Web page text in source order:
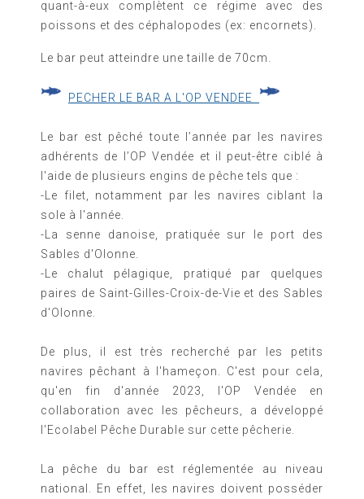
quant-à-eux complètent ce régime avec des
poissons et des céphalopodes (ex: encornets).
Le bar peut atteindre une taille de 70cm.
PECHER LE BAR A L'OP VENDEE
Le bar est pêché toute l’année par les navires
adhérents de l’OP Vendée et il peut-être ciblé à
l'aide de plusieurs engins de pêche tels que :
-Le filet, notamment par les navires ciblant la
sole à l'année.
-La senne danoise, pratiquée sur le port des
Sables d'Olonne.
-Le chalut pélagique, pratiqué par quelques
paires de Saint-Gilles-Croix-de-Vie et des Sables
d'Olonne.
De plus, il est très recherché par les petits
navires pêchant à l'hameçon. C'est pour cela,
qu'en fin d'année 2023, l'OP Vendée en
collaboration avec les pêcheurs, a développé
l'Ecolabel Pêche Durable sur cette pêcherie.
La pêche du bar est réglementée au niveau
national. En effet, les navires doivent posséder